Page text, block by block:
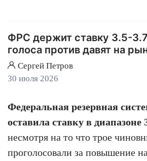
ФРС держит ставку 3.5-
голоса против давят на
Сергей Петров
30 июля 2026
Федеральная резервная
оставила ставку в диапазоне
несмотря на то что трое
проголосовали за повышение